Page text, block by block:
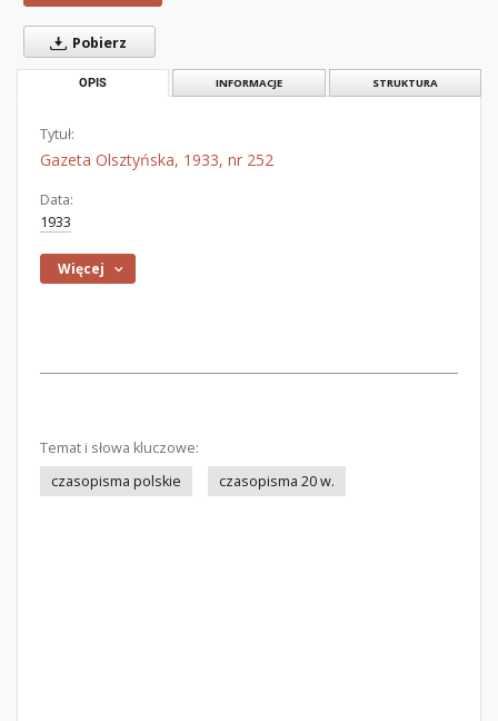
Pobierz
OPIS INFORMACJE STRUKTURA
Tytuł:
Gazeta Olsztyńska, 1933, nr 252
Data:
1933
Więcej
Temat i słowa kluczowe:
czasopisma polskie
czasopisma 20 w.